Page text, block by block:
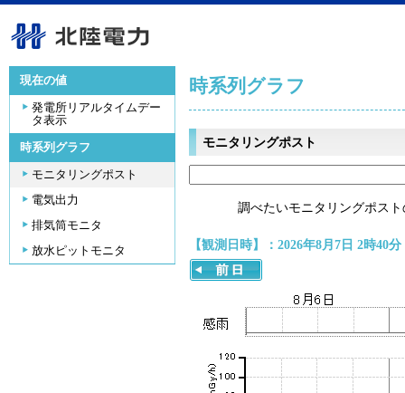
現在の値
発電所リアルタイムデー
タ表示
時系列グラフ
モニタリングポスト
電気出力
排気筒モニタ
放水ピットモニタ
時系列グラフ
モニタリングポスト
調べたいモニタリングポス
【観測日時】：2026年8月7日 2時40分